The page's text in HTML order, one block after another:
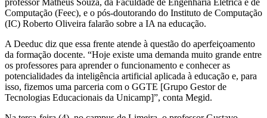
professor Matheus Souza, da Faculdade de Engenharia Elétrica e de
Computação (Feec), e o pós-doutorando do Instituto de Computação
(IC) Roberto Oliveira falarão sobre a IA na educação.
A Deeduc diz que essa frente atende à questão do aperfeiçoamento
da formação docente. “Hoje existe uma demanda muito grande entre
os professores para aprender o funcionamento e conhecer as
potencialidades da inteligência artificial aplicada à educação e, para
isso, fizemos uma parceria com o GGTE [Grupo Gestor de
Tecnologias Educacionais da Unicamp]”, conta Megid.